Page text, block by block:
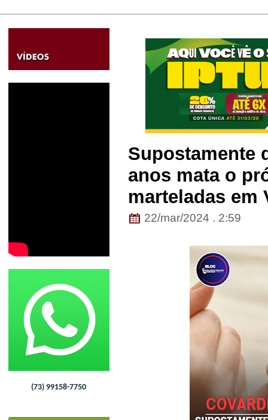
(73) 99158-7750
Supostamente
anos mata o
marteladas em
22/mar/2024 . 2:59